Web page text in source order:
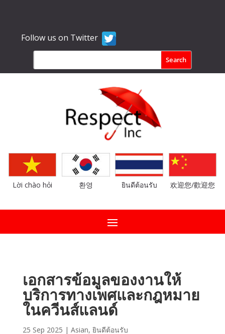
Follow us on Twitter
Lời chào hỏi 환영 ยินดีต้อนรับ 欢迎您/歡迎您
เอกสารข้อมูลของงานให้
บริการทางเพศและกฎหมาย
ในควีนส์แลนด์
25 Sep 2025 | Asian, ยินดีต้อนรับ